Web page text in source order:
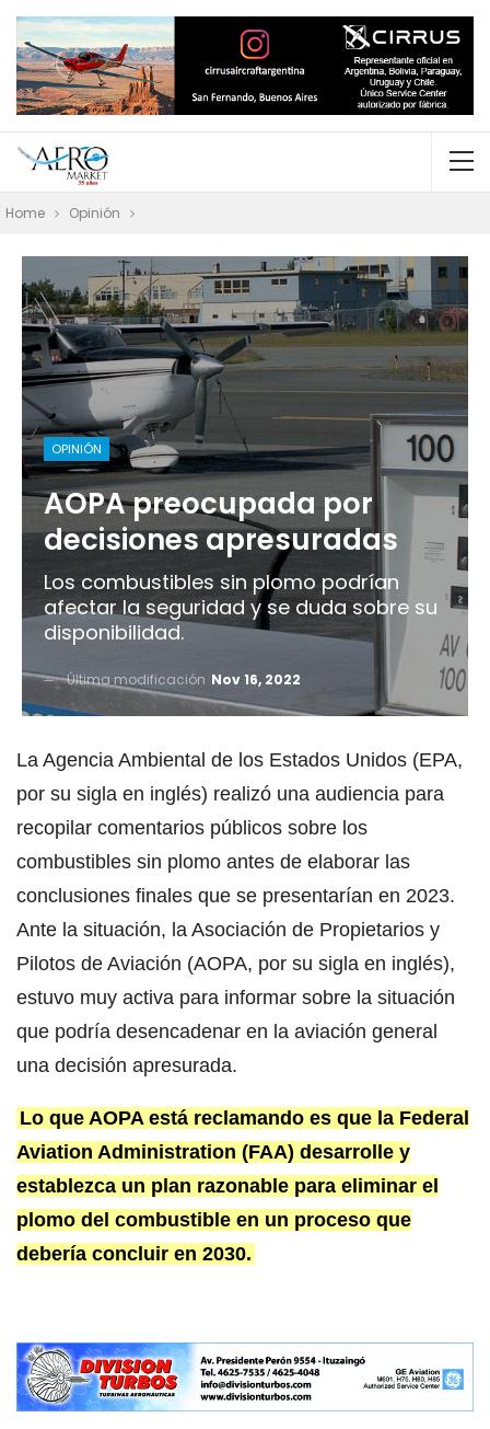
Home Opinión
OPINIÓN
AOPA preocupada por
decisiones apresuradas
Los combustibles sin plomo podrían
afectar la seguridad y se duda sobre su
disponibilidad.
Última modificación Nov 16, 2022
La Agencia Ambiental de los Estados Unidos (EPA,
por su sigla en inglés) realizó una audiencia para
recopilar comentarios públicos sobre los
combustibles sin plomo antes de elaborar las
conclusiones finales que se presentarían en 2023.
Ante la situación, la Asociación de Propietarios y
Pilotos de Aviación (AOPA, por su sigla en inglés),
estuvo muy activa para informar sobre la situación
que podría desencadenar en la aviación general
una decisión apresurada.
Lo que AOPA está reclamando es que la Federal
Aviation Administration (FAA) desarrolle y
establezca un plan razonable para eliminar el
plomo del combustible en un proceso que
debería concluir en 2030.